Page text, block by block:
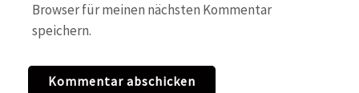
Browser für meinen nächsten Kommentar
speichern.